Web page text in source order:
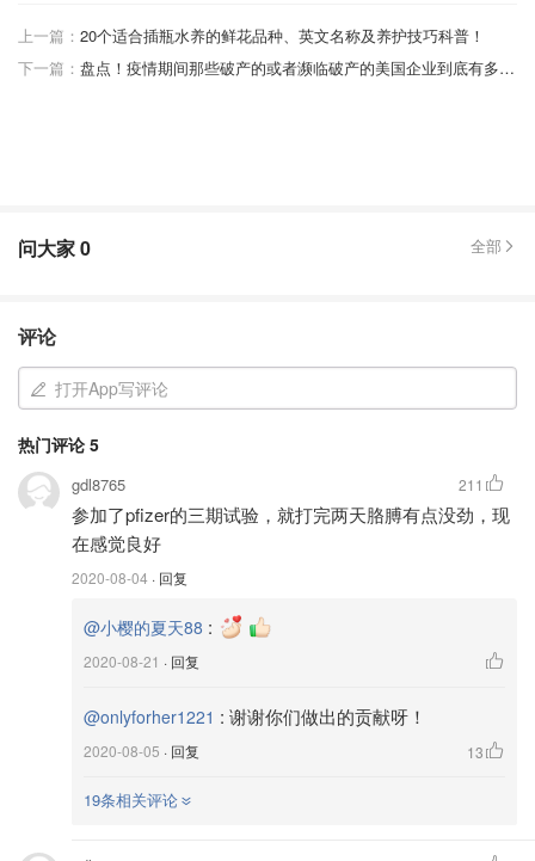
挥功效，美国预定的剂量也未必够用。那么，
谁会成为第一批接种新冠疫苗的人？
图片来自于CDC，版权属于原作者
美国卫生当局表示希望在下个月底前，就如何配给初始疫苗
上一篇： 20个适合插瓶水养的鲜花品种、英文名称及养护技巧科普！
下一篇：
盘点！疫情期间那些破产的或者濒临破产的美国企业到底有多少？
问大家0 全部
评论
打开App写评论
热门评论 5
gdl8765
参加了pfizer的三期试验，就打完两天胳膊有点没劲，现
在感觉良好
2020-08-04 · 回复
211
@小樱的夏天88 :
2020-08-21 · 回复
@onlyforher1221 : 谢谢你们做出的贡献呀！
2020-08-05 · 回复 13
19条相关评论